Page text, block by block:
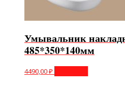
Умывальник
485*350*140мм
4490,00₽